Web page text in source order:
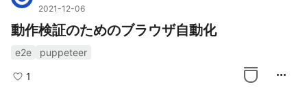
2021-12-06
動作検証のためのブラウザ自動化
e2e puppeteer
1 more_horiz